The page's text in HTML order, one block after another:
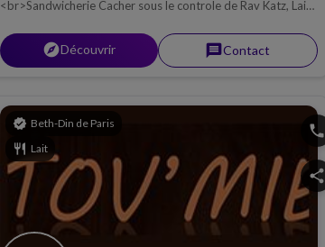
<br>Sandwicherie Cacher sous le controle de Rav Katz, Lait.
explorerDécouvrir messageContact
verified Beth-Din de Paris
restaurant Lait
phone
share